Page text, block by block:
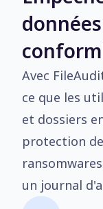
Avec
ce que les
et dossiers
protection
un journal